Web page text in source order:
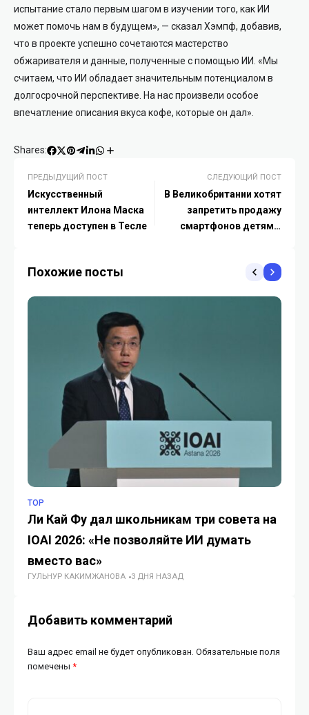
испытание стало первым шагом в изучении того, как ИИ
может помочь нам в будущем», — сказал Хэмпф, добавив,
что в проекте успешно сочетаются мастерство
обжаривателя и данные, полученные с помощью ИИ. «Мы
считаем, что ИИ обладает значительным потенциалом в
долгосрочной перспективе. На нас произвели особое
впечатление описания вкуса кофе, которые он дал».
Shares:
ПРЕДЫДУЩИЙ ПОСТ
Искусственный
интеллект Илона Маска
теперь доступен в Тесле
СЛЕДУЮЩИЙ ПОСТ
В Великобритании хотят
запретить продажу
смартфонов детям и
Похожие посты
TOP
Ли Кай Фу дал школьникам три совета на
IOAI 2026: «Не позволяйте ИИ думать
вместо вас»
ГУЛЬНУР КАКИМЖАНОВА 3 ДНЯ НАЗАД
Добавить комментарий
Ваш адрес email не будет опубликован. Обязательные поля
помечены *